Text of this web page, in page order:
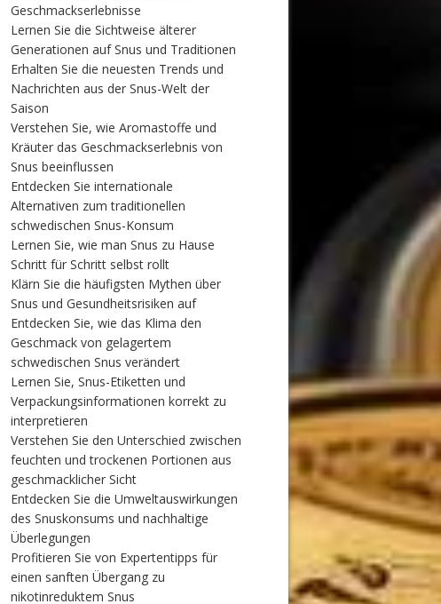
Geschmackserlebnisse
Lernen Sie die Sichtweise älterer
Generationen auf Snus und Traditionen
Erhalten Sie die neuesten Trends und
Nachrichten aus der Snus-Welt der
Saison
Verstehen Sie, wie Aromastoffe und
Kräuter das Geschmackserlebnis von
Snus beeinflussen
Entdecken Sie internationale
Alternativen zum traditionellen
schwedischen Snus-Konsum
Lernen Sie, wie man Snus zu Hause
Schritt für Schritt selbst rollt
Klärn Sie die häufigsten Mythen über
Snus und Gesundheitsrisiken auf
Entdecken Sie, wie das Klima den
Geschmack von gelagertem
schwedischen Snus verändert
Lernen Sie, Snus-Etiketten und
Verpackungsinformationen korrekt zu
interpretieren
Verstehen Sie den Unterschied zwischen
feuchten und trockenen Portionen aus
geschmacklicher Sicht
Entdecken Sie die Umweltauswirkungen
des Snuskonsums und nachhaltige
Überlegungen
Profitieren Sie von Expertentipps für
einen sanften Übergang zu
nikotinreduktem Snus